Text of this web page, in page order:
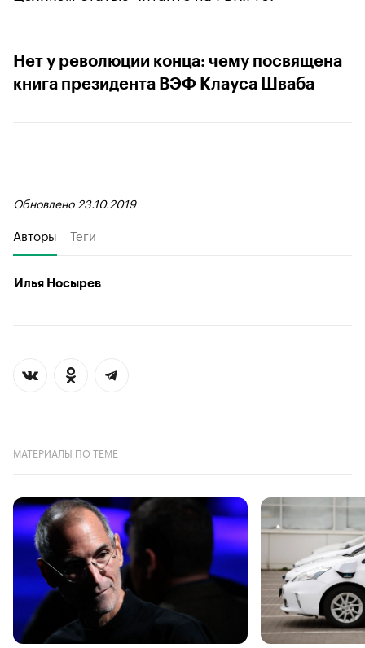
Нет у революции конца: чему посвящена
книга президента ВЭФ Клауса Шваба
Обновлено 23.10.2019
Авторы Теги
Илья Носырев
МАТЕРИАЛЫ ПО ТЕМЕ